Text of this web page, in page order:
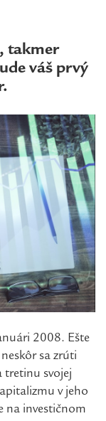
takmer
váš prvý
2008. Ešte
sa zrúti
tretinu svojej
v jeho
na investičnom